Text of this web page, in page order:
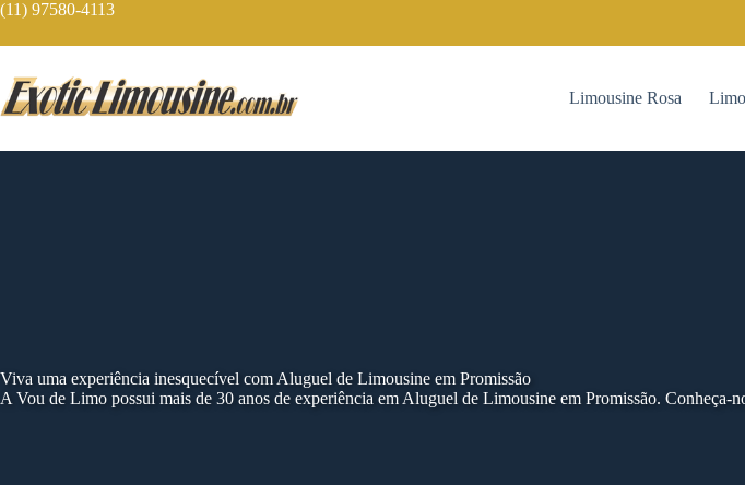
Skip
content
(11) 97580-4113
Limousine Rosa
Viva uma experiência inesquecível com Aluguel de Limousine em Promissão
A Vou de Limo possui mais de 30 anos de experiência em Aluguel de Limousine em Promissão. Conheça-